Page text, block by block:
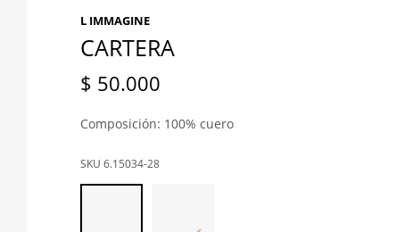
L IMMAGINE
CARTERA
$ 50.000
Composición: 100% cuero
6.15034-28